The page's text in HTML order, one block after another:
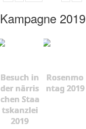
Kampagne 2019
Besuch in
der närris
chen Staa
tskanzlei
2019
Rosenmo
ntag 2019